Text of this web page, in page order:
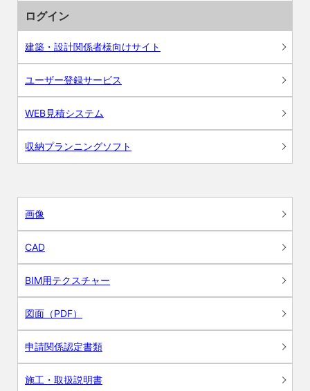
ログイン
建築・設計関係者様向けサイト
ユーザー登録サービス
WEB見積システム
収納プランニングソフト
画像
CAD
BIM用テクスチャー
図面（PDF）
申請関係認定書類
施工・取扱説明書